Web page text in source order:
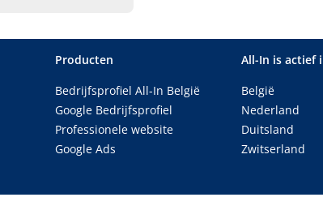
Producten
Bedrijfsprofiel All-In België
Google Bedrijfsprofiel
Professionele website
Google Ads
All-In is actief
België
Nederland
Duitsland
Zwitserland